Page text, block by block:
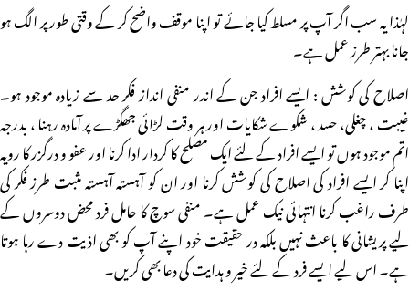
لہٰذا یہ سب اگر آپ پر مسلط کیا جائے تو اپنا موقف واضح کر کے وقتی طور پر الگ ہو
جانا بہتر طرز عمل ہے۔
اصلاح کی کوشش : ایسے افراد جن کے اندر منفی انداز فکر حد سے زیادہ موجود ہو۔
غیبت ، چغلی، حسد ، شکوے شکایات اور ہر وقت لڑائی جھگڑے پر آمادہ رہنا ، بدرجہ
اتم موجود ہوں تو ایسے افراد کے لئے ایک مصلح کا کردار ادا کرنا اور عفو و درگزر کا رویہ
اپنا کر ایسے افراد کی اصلاح کی کوشش کرنا اور ان کو آہستہ آہستہ مثبت طرز فکر کی
طرف راغب کرنا انتہائی نیک عمل ہے۔ منفی سوچ کا حامل فرد محض دوسروں کے
لیے پریشانی کا باعث نہیں بلکہ در حقیقت خود اپنے آپ کو بھی اذیت دے رہا ہوتا
ہے۔ اس لیے ایسے فرد کے لئے خیر و ہدایت کی دعا بھی کریں۔